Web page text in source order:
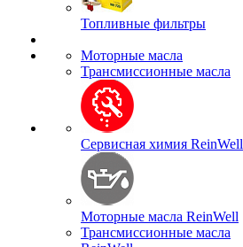
Топливные фильтры
Моторные масла
Трансмиссионные масла
Сервисная химия ReinWell
Моторные масла ReinWell
Трансмиссионные масла